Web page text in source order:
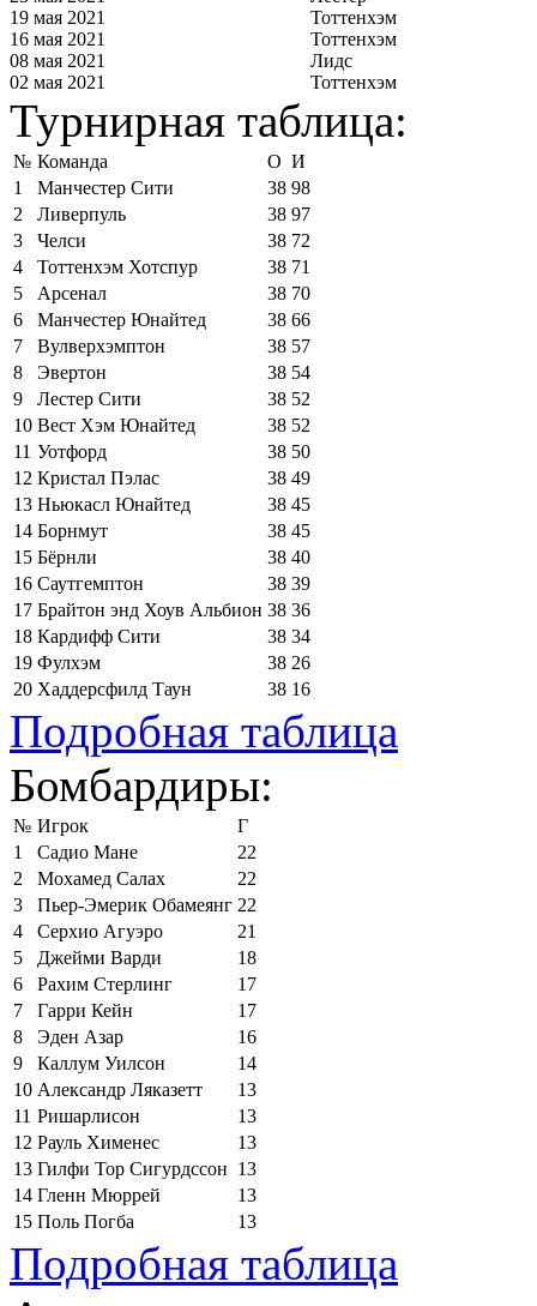
19 мая 2021
Тоттенхэм
16 мая 2021
Тоттенхэм
08 мая 2021
Лидс
02 мая 2021
Тоттенхэм
Турнирная таблица:
№ Команда О И
1
Манчестер Сити 38 98
2
Ливерпуль 38 97
3
Челси 38 72
4
Тоттенхэм Хотспур 38 71
5
Арсенал 38 70
6
Манчестер Юнайтед 38 66
7
Вулверхэмптон 38 57
8
Эвертон 38 54
9
Лестер Сити 38 52
10 Вест Хэм Юнайтед 38 52
11 Уотфорд 38 50
12 Кристал Пэлас 38 49
13 Ньюкасл Юнайтед 38 45
14 Борнмут 38 45
15 Бёрнли 38 40
16 Саутгемптон 38 39
17 Брайтон энд Хоув Альбион 38 36
18 Кардифф Сити 38 34
19 Фулхэм 38 26
20 Хаддерсфилд Таун 38 16
Подробная таблица
Бомбардиры:
№ Игрок
Г
1
Садио Мане
22
2
Мохамед Салах
22
3
Пьер-Эмерик Обамеянг 22
4
Серхио Агуэро
21
5
Джейми Варди
18
6
Рахим Стерлинг
17
7
Гарри Кейн
17
8
Эден Азар
16
9
Каллум Уилсон
14
10 Александр Ляказетт
13
11 Ришарлисон
13
12 Рауль Хименес
13
13 Гилфи Тор Сигурдссон 13
14 Гленн Мюррей
13
15 Поль Погба 13
Подробная таблица